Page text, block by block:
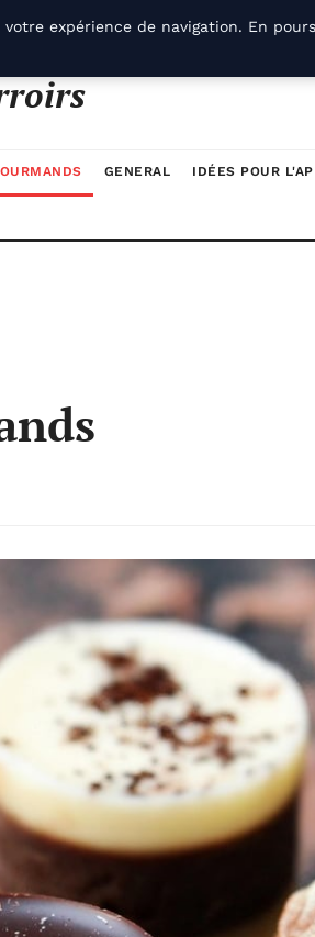
GENERAL IDÉES POUR
expérience de navigation. En